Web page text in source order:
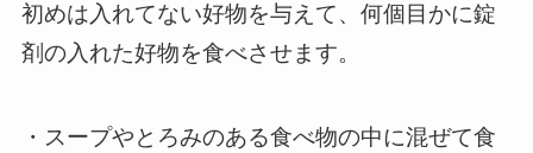
初めは入れてない好物を与えて、何個目かに錠
剤の入れた好物を食べさせます。
・スープやとろみのある食べ物の中に混ぜて食